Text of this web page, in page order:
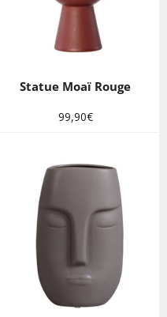
Statue Moaï Rouge
Prix
99,90€